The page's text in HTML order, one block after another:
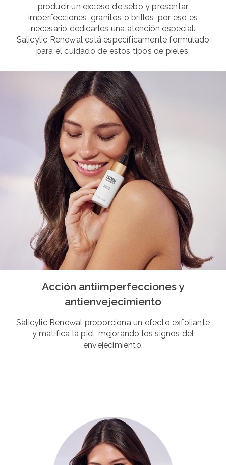
producir un exceso de sebo y presentar
imperfecciones, granitos o brillos, por eso es
necesario dedicarles una atención especial.
Salicylic Renewal está específicamente formulado
para el cuidado de estos tipos de pieles.
Acción antiimperfecciones y
antienvejecimiento
Salicylic Renewal proporciona un efecto exfoliante
y matifica la piel, mejorando los signos del
envejecimiento.